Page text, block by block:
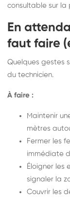
consultable sur la
En
faut faire
Quelques gestes
du technicien.
À faire :
Maintenir
mètres
Fermer les
immédiate
Éloigner les
signaler la
Couvrir les